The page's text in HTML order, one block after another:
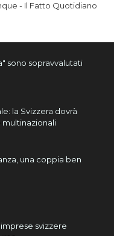
- Il Fatto Quotidiano
sono sopravvalutati
la Svizzera dovrà
una coppia ben
svizzere